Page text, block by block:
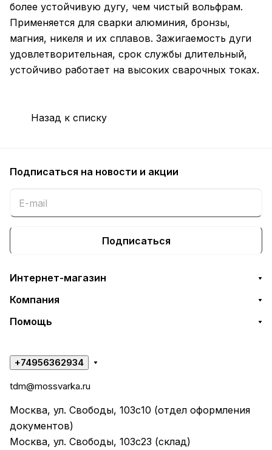
более устойчивую дугу, чем чистый вольфрам.
Применяется для сварки алюминия, бронзы,
магния, никеля и их сплавов. Зажигаемость дуги
удовлетворительная, срок службы длительный,
устойчиво работает на высоких сварочных токах.
Назад к списку
Подписаться на новости и акции
Подписаться
Интернет-магазин
Компания
Помощь
+74956362934
tdm@mossvarka.ru
Москва, ул. Свободы, 103с10 (отдел оформления
документов)
Москва, ул. Свободы, 103с23 (склад)